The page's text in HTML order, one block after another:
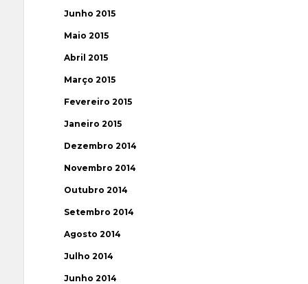
Junho 2015
Maio 2015
Abril 2015
Março 2015
Fevereiro 2015
Janeiro 2015
Dezembro 2014
Novembro 2014
Outubro 2014
Setembro 2014
Agosto 2014
Julho 2014
Junho 2014